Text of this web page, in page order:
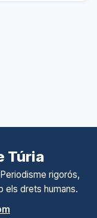
Túria
rigorós,
els drets humans.